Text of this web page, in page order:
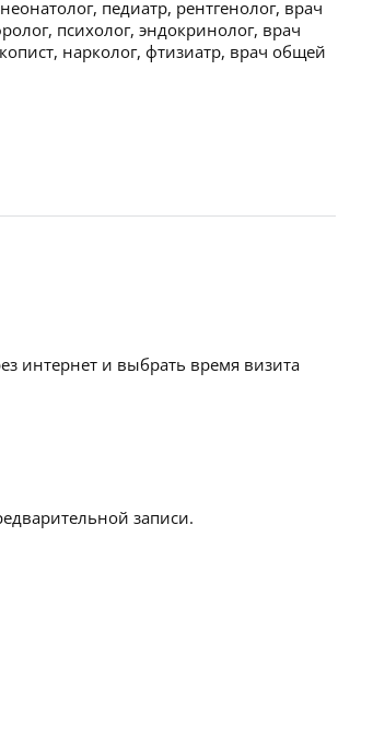
педиатр, рентгенолог, врач
психолог, эндокринолог, врач
нарколог, фтизиатр, врач общей
интернет и выбрать время визита
записи.